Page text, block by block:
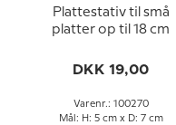
Plattestativ til små
platter op til 18 cm
DKK 19,00
Varenr.: 100270
Mål: H: 5 cm x D: 7 cm